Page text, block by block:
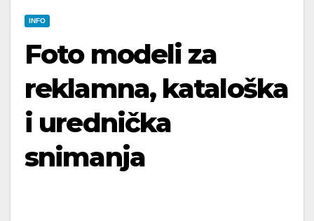
INFO
Foto modeli za
reklamna, kataloška
i urednička
snimanja